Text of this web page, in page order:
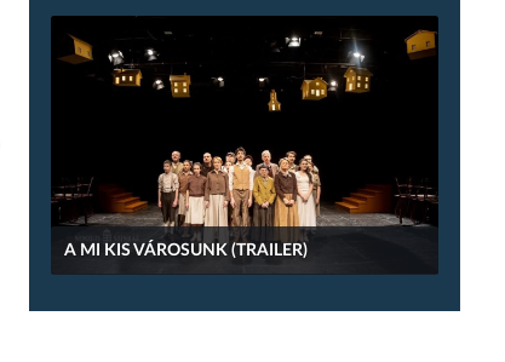
A MI KIS VÁROSUNK (TRAILER)